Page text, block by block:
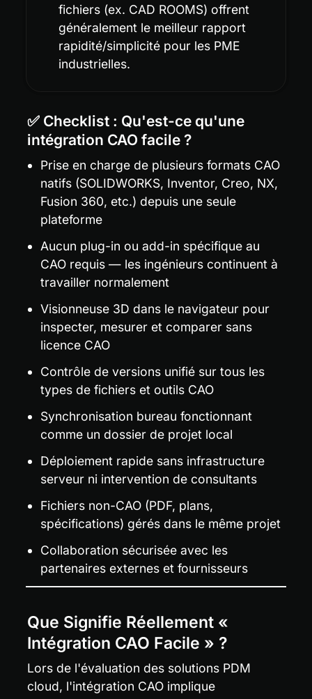
fichiers (ex. CAD ROOMS) offrent
généralement le meilleur rapport
rapidité/simplicité pour les PME
industrielles.
✅ Checklist : Qu'est-ce qu'une
intégration CAO facile ?
Prise en charge de plusieurs formats CAO
natifs (SOLIDWORKS, Inventor, Creo, NX,
Fusion 360, etc.) depuis une seule
plateforme
Aucun plug-in ou add-in spécifique au
CAO requis — les ingénieurs continuent à
travailler normalement
Visionneuse 3D dans le navigateur pour
inspecter, mesurer et comparer sans
licence CAO
Contrôle de versions unifié sur tous les
types de fichiers et outils CAO
Synchronisation bureau fonctionnant
comme un dossier de projet local
Déploiement rapide sans infrastructure
serveur ni intervention de consultants
Fichiers non-CAO (PDF, plans,
spécifications) gérés dans le même projet
Collaboration sécurisée avec les
partenaires externes et fournisseurs
Que Signifie Réellement «
Intégration CAO Facile » ?
Lors de l'évaluation des solutions PDM
cloud, l'intégration CAO implique